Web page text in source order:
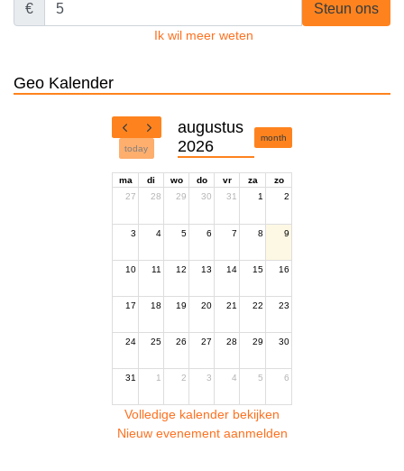
€ Steun ons
Ik wil meer weten
Geo Kalender
today
augustus
2026
month
ma di wo do vr za
zo
27
28 29 30 31 1 2
3 4 5 6 7 8 9
10 11 12 13 14 15 16
17 18 19 20 21 22 23
24 25 26 27 28 29 30
31 1 2 3 4 5 6
Volledige kalender bekijken
Nieuw evenement aanmelden